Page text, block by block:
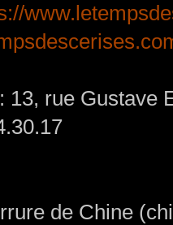
: 13, rue Gustave
de Chine